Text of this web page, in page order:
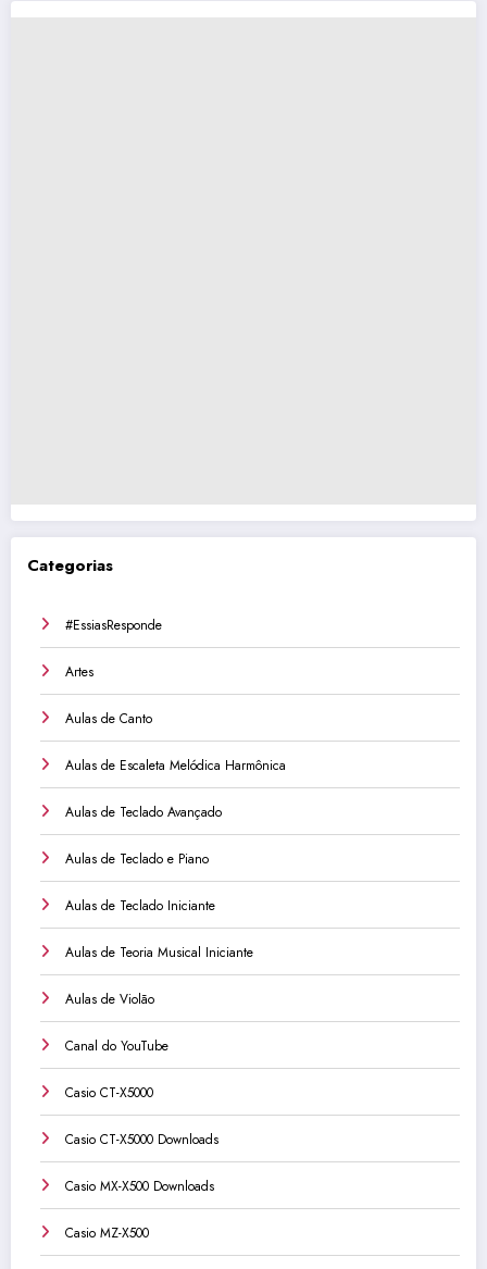
Categorias
#EssiasResponde
Artes
Aulas de Canto
Aulas de Escaleta Melódica Harmônica
Aulas de Teclado Avançado
Aulas de Teclado e Piano
Aulas de Teclado Iniciante
Aulas de Teoria Musical Iniciante
Aulas de Violão
Canal do YouTube
Casio CT-X5000
Casio CT-X5000 Downloads
Casio MX-X500 Downloads
Casio MZ-X500